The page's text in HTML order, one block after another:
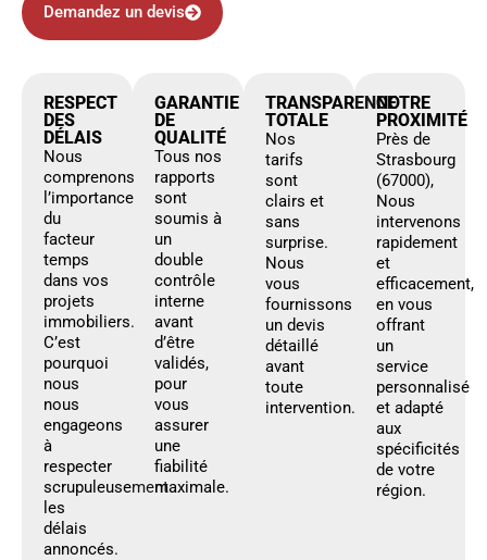
Demandez un devis
RESPECT
DES
DÉLAIS
Nous
comprenons
l’importance
du
facteur
temps
dans vos
projets
immobiliers.
C’est
pourquoi
nous
nous
engageons
à
respecter
scrupuleusement
les
délais
annoncés.
GARANTIE
DE
QUALITÉ
Tous nos
rapports
sont
soumis à
un
double
contrôle
interne
avant
d’être
validés,
pour
vous
assurer
une
fiabilité
maximale.
TRANSPARENCE
TOTALE
Nos
tarifs
sont
clairs et
sans
surprise.
Nous
vous
fournissons
un devis
détaillé
avant
toute
intervention.
NOTRE
PROXIMITÉ
Près de
Strasbourg
(67000),
Nous
intervenons
rapidement
et
efficacement,
en vous
offrant
un
service
personnalisé
et adapté
aux
spécificités
de votre
région.